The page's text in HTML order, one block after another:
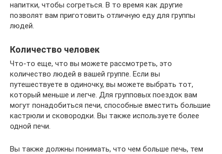
напитки, чтобы согреться. В то время как другие
позволят вам приготовить отличную еду для группы
людей.
Количество человек
Что-то еще, что вы можете рассмотреть, это
количество людей в вашей группе. Если вы
путешествуете в одиночку, вы можете выбрать тот,
который меньше и легче. Для групповых поездок вам
могут понадобиться печи, способные вместить большие
кастрюли и сковородки. Вы также используете более
одной печи.
Вы также должны понимать, что чем больше печь, тем